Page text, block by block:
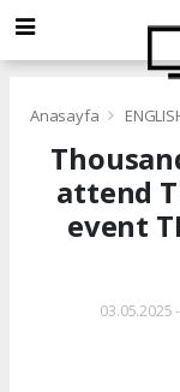
Anasayfa
attend
event
03.05.2025